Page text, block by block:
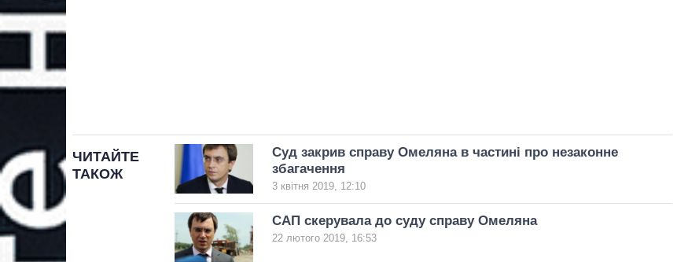
ЧИТАЙТЕ
ТАКОЖ
Суд закрив справу Омеляна в частині про незаконне
збагачення
3 квітня 2019, 12:10
САП скерувала до суду справу Омеляна
22 лютого 2019, 16:53